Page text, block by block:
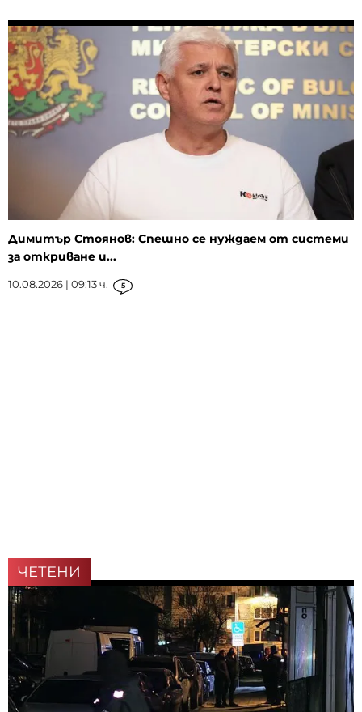
Димитър Стоянов: Спешно се нуждаем от системи
за откриване и...
10.08.2026 | 09:13 ч. 5
ЧЕТЕНИ